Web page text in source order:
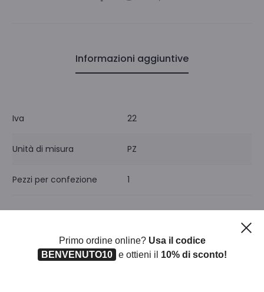
Informazioni aggiuntive
Iva 22
Unità di misura PZ
Pezzi per confezione 1
Primo ordine online? Usa il codice
BENVENUTO10
e ottieni il 10% di sconto!